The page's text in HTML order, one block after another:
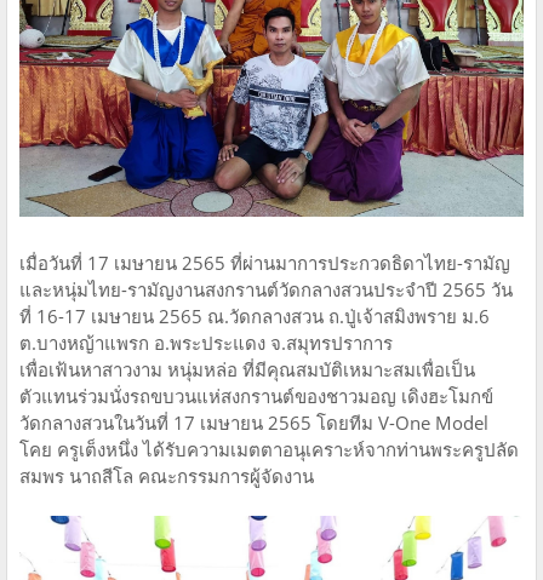
เมื่อวันที่ 17 เมษายน 2565 ที่ผ่านมาการประกวดธิดาไทย-รามัญ
และหนุ่มไทย-รามัญงานสงกรานต์วัดกลางสวนประจำปี 2565 วัน
ที่ 16-17 เมษายน 2565 ณ.วัดกลางสวน ถ.ปู่เจ้าสมิงพราย ม.6
ต.บางหญ้าแพรก อ.พระประแดง จ.สมุทรปราการ
เพื่อเฟ้นหาสาวงาม หนุ่มหล่อ ที่มีคุณสมบัติเหมาะสมเพื่อเป็น
ตัวแทนร่วมนั่งรถขบวนแห่สงกรานต์ของชาวมอญ เดิงฮะโมกข์
วัดกลางสวนในวันที่ 17 เมษายน 2565 โดยทีม V-One Model
โคย ครูเต็งหนึ่ง ได้รับความเมตตาอนุเคราะห์จากท่านพระครูปลัด
สมพร นาถสีโล คณะกรรมการผู้จัดงาน